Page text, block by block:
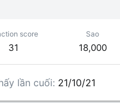
score
31
Sao
18,000
lần cuối 21/10/21